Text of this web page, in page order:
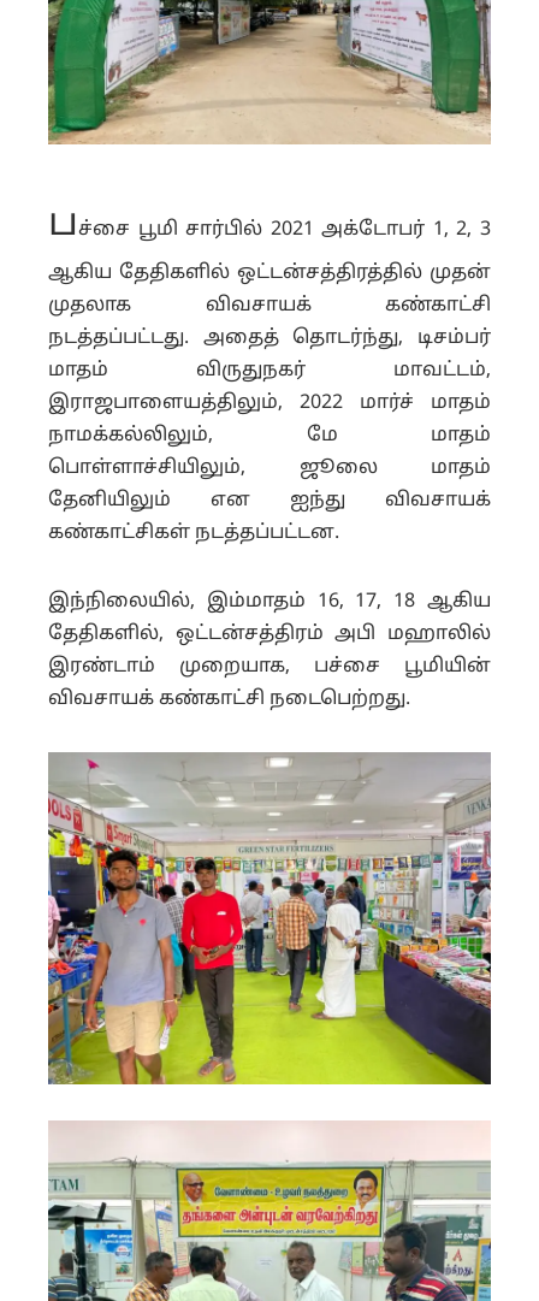
பச்சை பூமி சார்பில் 2021 அக்டோபர் 1, 2, 3
ஆகிய தேதிகளில் ஒட்டன்சத்திரத்தில் முதன்
முதலாக விவசாயக் கண்காட்சி
நடத்தப்பட்டது. அதைத் தொடர்ந்து, டிசம்பர்
மாதம் விருதுநகர் மாவட்டம்,
இராஜபாளையத்திலும், 2022 மார்ச் மாதம்
நாமக்கல்லிலும், மே மாதம்
பொள்ளாச்சியிலும், ஜூலை மாதம்
தேனியிலும் என ஐந்து விவசாயக்
கண்காட்சிகள் நடத்தப்பட்டன.
இந்நிலையில், இம்மாதம் 16, 17, 18 ஆகிய
தேதிகளில், ஒட்டன்சத்திரம் அபி மஹாலில்
இரண்டாம் முறையாக, பச்சை பூமியின்
விவசாயக் கண்காட்சி நடைபெற்றது.